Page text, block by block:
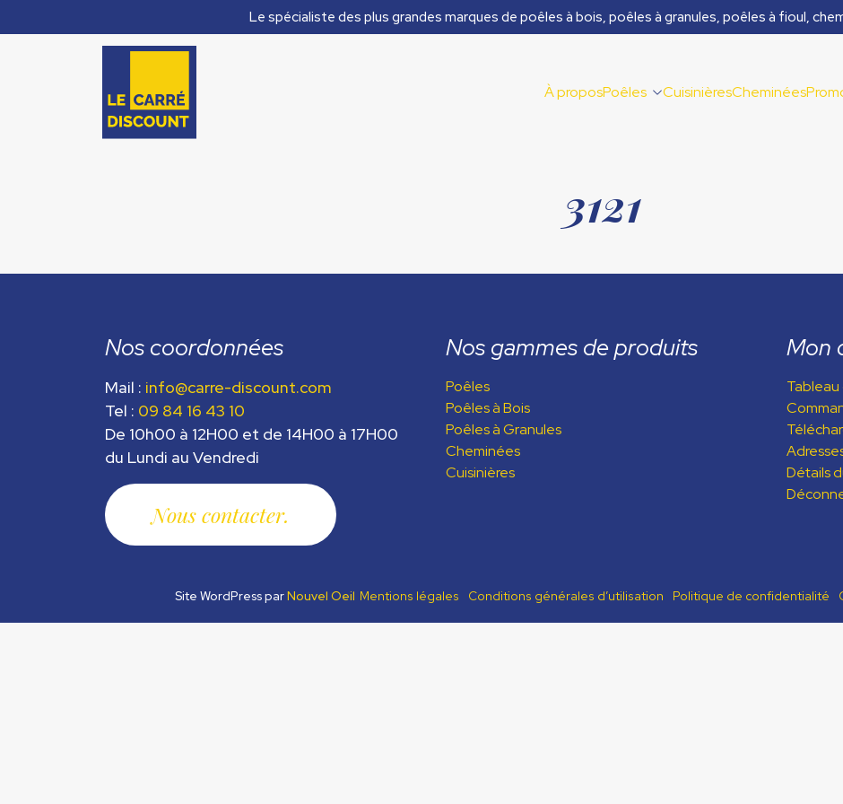
Le spécialiste des plus grandes marques de poêles à bois, poêles à granules, poêles à fioul,
À proposPoêles CuisinièresCheminées
3121
Nos coordonnées
Mail : info@carre-discount.com
Tel : 09 84 16 43 10
De 10h00 à 12H00 et de 14H00 à 17H00
du Lundi au Vendredi
Nous contacter
Nos gammes de produits
Poêles
Poêles à Bois
Poêles à Granules
Cheminées
Cuisinières
Mon
Détails
Site WordPress parNouvel Oeil Mentions légales Conditions générales d’utilisation Politique de confidentialité